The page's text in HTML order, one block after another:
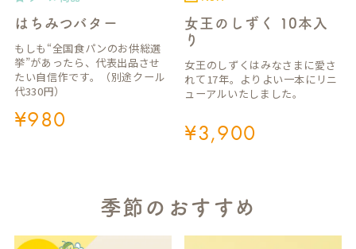
はちみつバター
もしも“全国食パンのお供総選
挙”があったら、代表出品させ
たい自信作です。（別途クール
代330円）
¥980
女王のしずく 10本入
り
女王のしずくはみなさまに愛さ
れて17年。よりよい一本にリニ
ューアルいたしました。
¥3,900
季節のおすすめ